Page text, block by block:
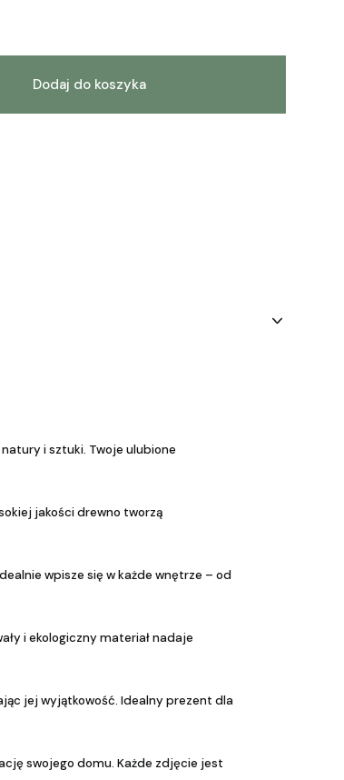
Dodaj do koszyka
i sztuki. Twoje ulubione
jakości drewno tworzą
wpisze się w każde wnętrze – od
i ekologiczny materiał nadaje
jej wyjątkowość. Idealny prezent dla
swojego domu. Każde zdjęcie jest